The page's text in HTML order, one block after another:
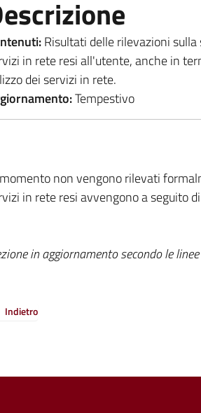
Risultati delle rilevazioni
in rete resi all'utente, anche in
dei servizi in rete.
Tempestivo
non vengono rilevati
in rete resi avvengono a seguito
in aggiornamento secondo le
Indietro